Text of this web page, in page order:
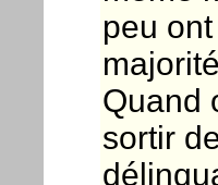
peu
Quand
sortir